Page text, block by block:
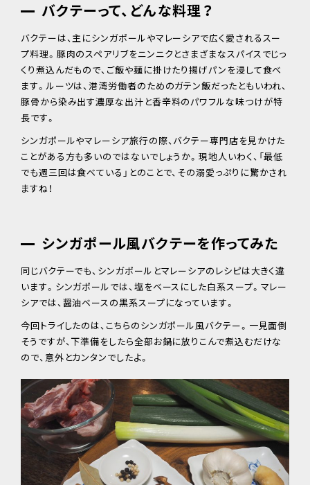
バクテーって、どんな料理？
バクテーは、主にシンガポールやマレーシアで広く愛されるスー
プ料理。豚肉のスペアリブをニンニクとさまざまなスパイスでじっ
くり煮込んだもので、ご飯や麺に掛けたり揚げパンを浸して食べ
ます。ルーツは、港湾労働者のためのガテン飯だったともいわれ、
豚骨から染み出す濃厚な出汁と香辛料のパワフルな味つけが特
長です。
シンガポールやマレーシア旅行の際、バクテー専門店を見かけた
ことがある方も多いのではないでしょうか。現地人いわく、「最低
でも週三回は食べている」とのことで、その溺愛っぷりに驚かされ
ますね！
シンガポール風バクテーを作ってみた
同じバクテーでも、シンガポールとマレーシアのレシピは大きく違
います。シンガポールでは、塩をベースにした白系スープ。マレー
シアでは、醤油ベースの黒系スープになっています。
今回トライしたのは、こちらのシンガポール風バクテー。一見面倒
そうですが、下準備をしたら全部お鍋に放りこんで煮込むだけな
ので、意外とカンタンでしたよ。